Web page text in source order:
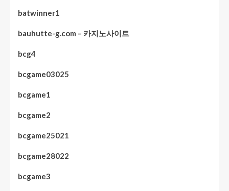
batwinner1
bauhutte-g.com – 카지노사이트
bcg4
bcgame03025
bcgame1
bcgame2
bcgame25021
bcgame28022
bcgame3